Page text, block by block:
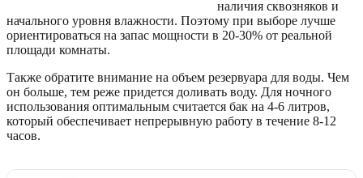
наличия сквозняков и
начального уровня влажности. Поэтому при выборе лучше
ориентироваться на запас мощности в 20-30% от реальной
площади комнаты.
Также обратите внимание на объем резервуара для воды. Чем
он больше, тем реже придется доливать воду. Для ночного
использования оптимальным считается бак на 4-6 литров,
который обеспечивает непрерывную работу в течение 8-12
часов.